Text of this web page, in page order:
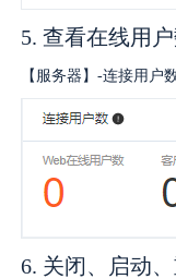
5. 查看在线用
【服务器】-连接用户
6. 关闭、启动